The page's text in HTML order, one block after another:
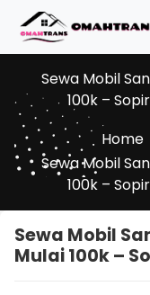
Sewa Mobil
100k –
Home
Sewa Mobil
100k –
Sewa Mobil
Mulai 100k –